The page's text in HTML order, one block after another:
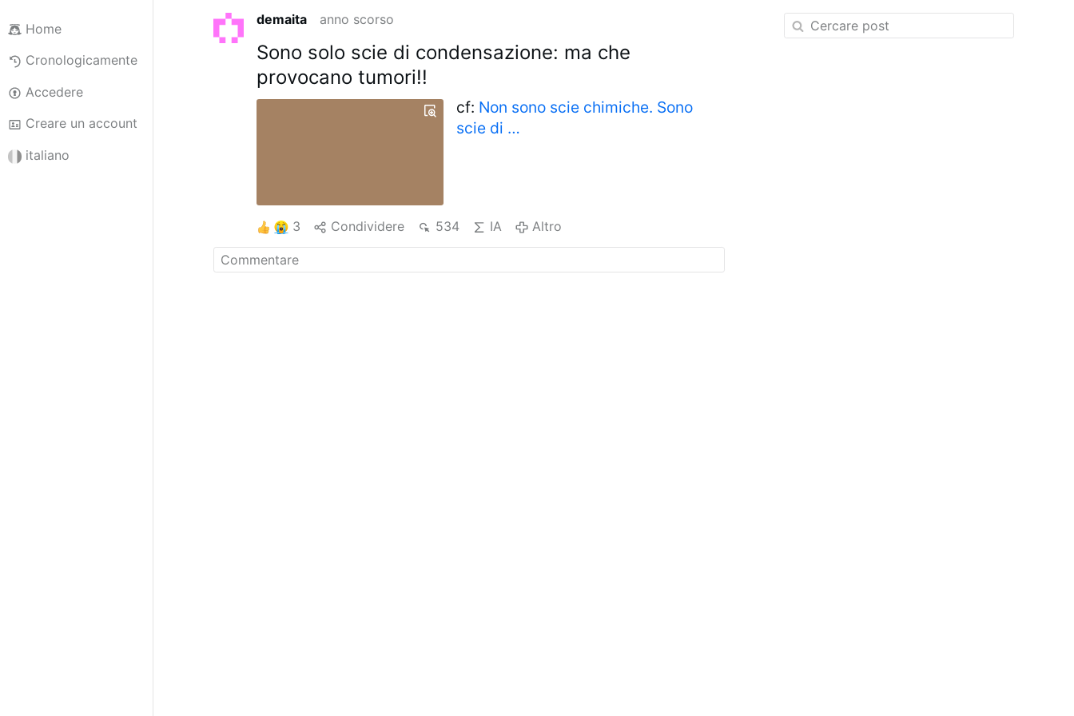
Home
Cronologicamente
Accedere
Creare un account
italiano
demaita anno scorso
Sono solo scie di condensazione: ma che
provocano tumori!!
cf: Non sono scie chimiche. Sono
scie di …
3 Condividere 534 IA Altro